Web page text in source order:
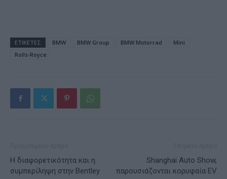
ΕΤΙΚΕΤΕΣ BMW BMW Group BMW Motorrad
Mini
Rolls-Royce
Η διαφορετικότητα και η
συμπερίληψη στην Bentley
Shanghai Auto Show,
παρουσιάζονται κορυφαία EV